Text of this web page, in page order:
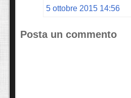
5 ottobre 2015 14:56
Posta un commento